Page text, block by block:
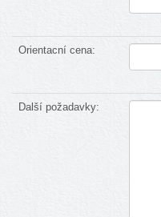
Orientacní cena:
Další požadavky: